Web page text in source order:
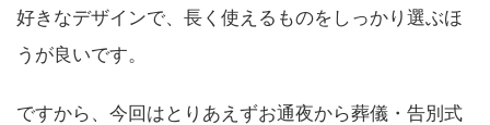
好きなデザインで、長く使えるものをしっかり選ぶほ
うが良いです。
ですから、今回はとりあえずお通夜から葬儀・告別式